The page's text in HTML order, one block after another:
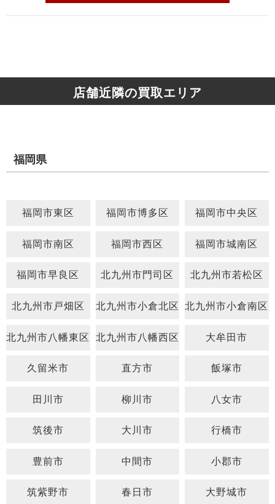
店舗近隣の買取エリア
福岡県
福岡市東区 福岡市博多区 福岡市中央区
福岡市南区 福岡市西区 福岡市城南区
福岡市早良区 北九州市門司区 北九州市若松区
北九州市戸畑区 北九州市小倉北区 北九州市小倉南区
北九州市八幡東区 北九州市八幡西区 大牟田市
久留米市 直方市 飯塚市
田川市 柳川市 八女市
筑後市 大川市 行橋市
豊前市 中間市 小郡市
筑紫野市 春日市 大野城市